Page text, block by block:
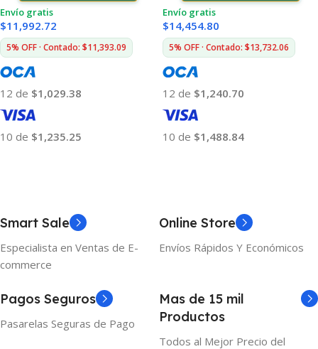
Envío gratis
$11,992.72
5% OFF · Contado: $11,393.09
12 de $1,029.38
10 de $1,235.25
Envío gratis
$14,454.80
5% OFF · Contado: $13,732.06
12 de $1,240.70
10 de $1,488.84
Smart Sale
Especialista en Ventas de E-
commerce
Online Store
Envíos Rápidos Y Económicos
Pagos Seguros
Pasarelas Seguras de Pago
Mas de 15 mil
Productos
Todos al Mejor Precio del